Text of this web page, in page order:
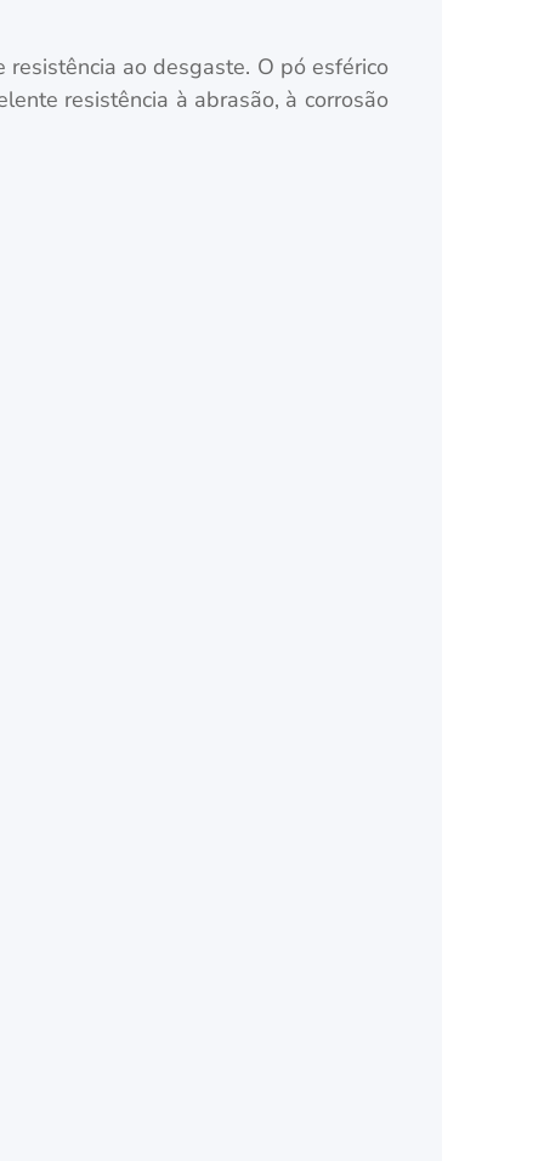
ao desgaste. O pó esférico
resistência à abrasão, à corrosão